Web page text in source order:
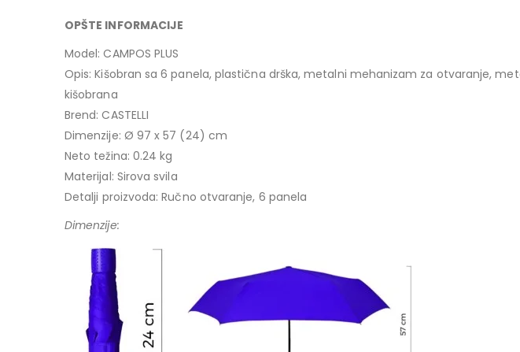
OPŠTE INFORMACIJE
Model: CAMPOS PLUS
Opis: Kišobran sa 6 panela, plastična drška, metalni mehanizam za otvaranje,
kišobrana
Brend: CASTELLI
Dimenzije: Ø 97 x 57 (24) cm
Neto težina: 0.24 kg
Materijal: Sirova svila
Detalji proizvoda: Ručno otvaranje, 6 panela
Dimenzije: